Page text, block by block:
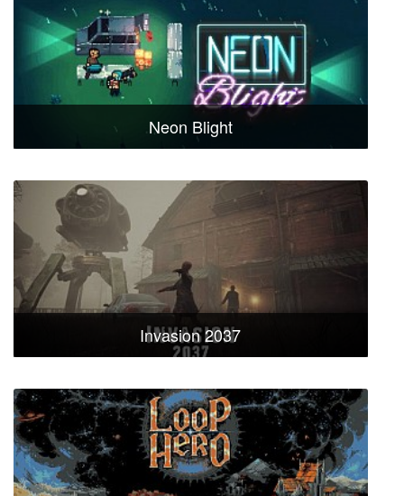
Neon Blight
Invasion 2037